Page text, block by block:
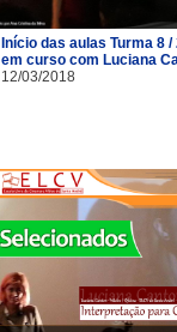
Início das aulas Turma 8 /
em curso com Luciana
12/03/2018